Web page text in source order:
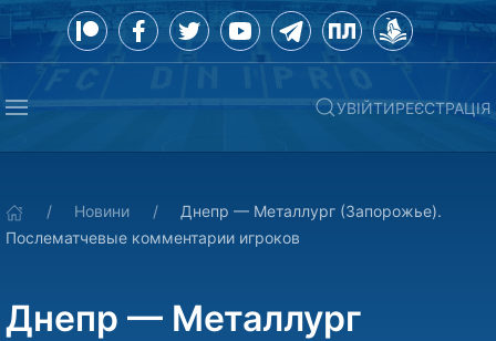
УВІЙТИРЕЄСТРАЦІЯ
Новини
Днепр — Металлург (Запорожье).
Послематчевые комментарии игроков
Днепр — Металлург